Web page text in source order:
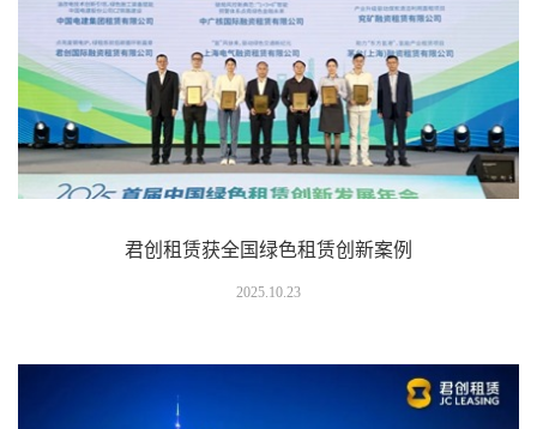
君创租赁获全国绿色租赁创新案例
2025.10.23